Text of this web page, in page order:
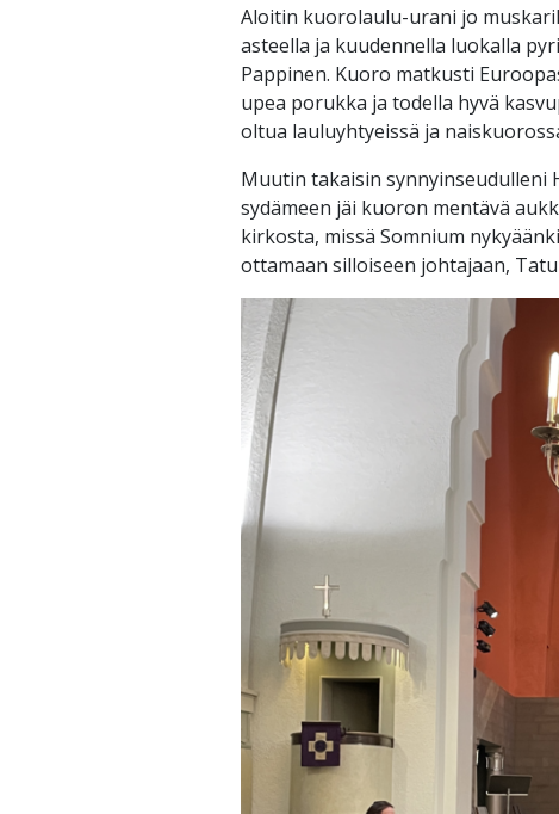
Aloitin kuorolaulu-urani jo
asteella ja kuudennella luokalla
Pappinen. Kuoro matkusti
upea porukka ja todella hyvä
oltua lauluyhtyeissä ja
Muutin takaisin synnyinseudulleni
sydämeen jäi kuoron mentävä
kirkosta, missä Somnium
ottamaan silloiseen johtajaan,